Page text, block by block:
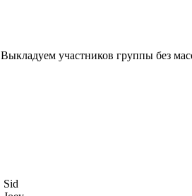
Выкладуем участников группы без
Sid